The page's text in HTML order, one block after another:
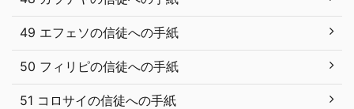
49 エフェソの信徒への手紙
50 フィリピの信徒への手紙
51 コロサイの信徒への手紙